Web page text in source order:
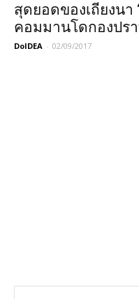
สุดยอดของเถียงนา
คอมมานโดกองปร
DoIDEA - 02/09/2017